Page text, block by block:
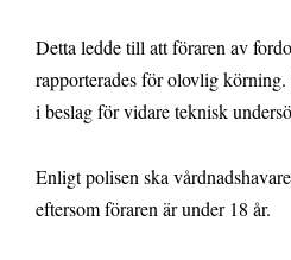
Detta ledde till att föraren av
rapporterades för olovlig körning.
i beslag för vidare teknisk
Enligt polisen ska
eftersom föraren är under 18 år.